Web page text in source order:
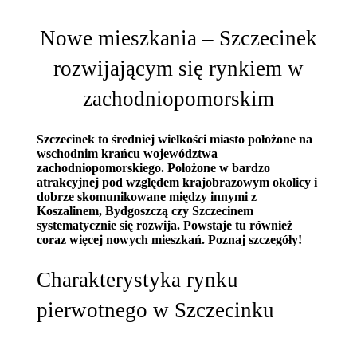
Nowe mieszkania – Szczecinek
rozwijającym się rynkiem w
zachodniopomorskim
Szczecinek to średniej wielkości miasto położone na
wschodnim krańcu województwa
zachodniopomorskiego. Położone w bardzo
atrakcyjnej pod względem krajobrazowym okolicy i
dobrze skomunikowane między innymi z
Koszalinem, Bydgoszczą czy Szczecinem
systematycznie się rozwija. Powstaje tu również
coraz więcej nowych mieszkań. Poznaj szczegóły!
Charakterystyka rynku
pierwotnego w Szczecinku